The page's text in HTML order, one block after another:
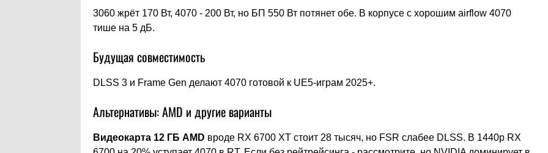
3060 жрёт 170 Вт, 4070 - 200 Вт, но БП 550 Вт потянет обе. В корпусе с хорошим airflow 4070
тише на 5 дБ.
Будущая совместимость
DLSS 3 и Frame Gen делают 4070 готовой к UE5-играм 2025+.
Альтернативы: AMD и другие варианты
Видеокарта 12 ГБ AMD вроде RX 6700 XT стоит 28 тысяч, но FSR слабее DLSS. В 1440p RX